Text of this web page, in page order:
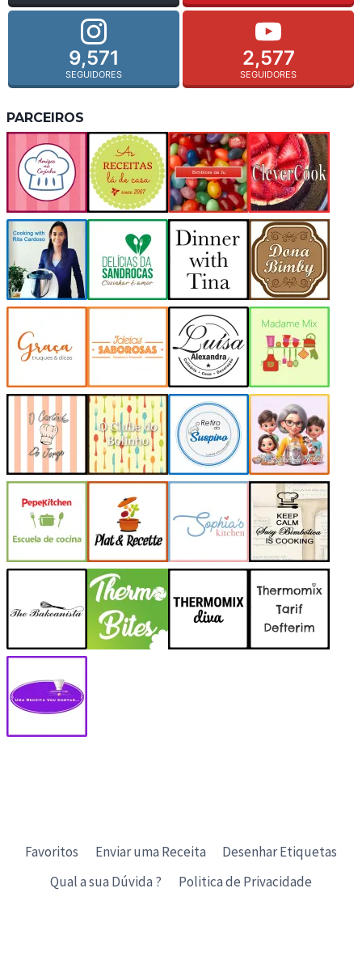
9,571
SEGUIDORES
2,577
SEGUIDORES
PARCEIROS
Favoritos Enviar uma Receita
Desenhar Etiquetas
Qual a sua Dúvida ?
Politica de Privacidade